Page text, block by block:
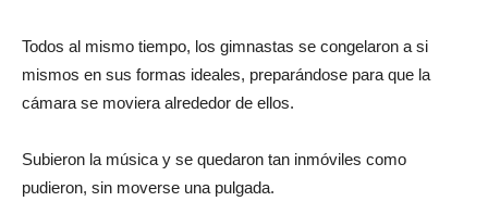
Todos al mismo tiempo, los gimnastas se congelaron a si
mismos en sus formas ideales, preparándose para que la
cámara se moviera alrededor de ellos.
Subieron la música y se quedaron tan inmóviles como
pudieron, sin moverse una pulgada.